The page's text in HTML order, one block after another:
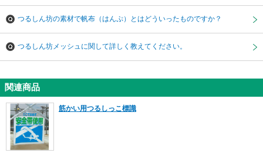
つるしん坊の素材で帆布（はんぷ）とはどういったものですか？
つるしん坊メッシュに関して詳しく教えてください。
関連商品
筋かい用つるしっこ標識